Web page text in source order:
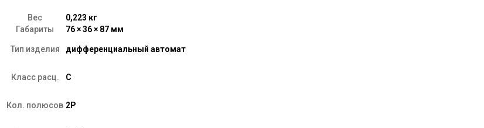
30
mА
6
A
Вес
0,223 кг
Габариты
76 × 36 × 87 мм
Тип изделия дифференциальный автомат
Класс расц. C
Кол. полюсов 2P